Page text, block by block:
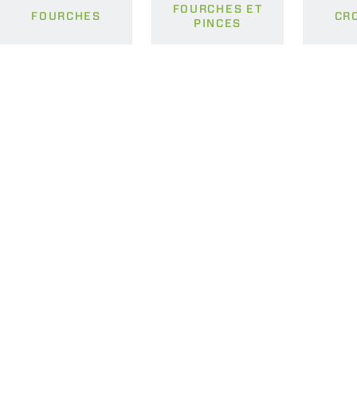
FOURCHES
FOURCHES ET
PINCES